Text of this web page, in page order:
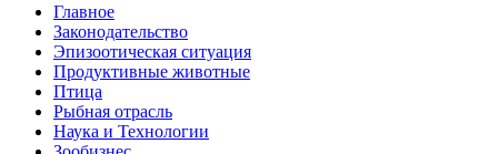
Главное
Законодательство
Эпизоотическая ситуация
Продуктивные животные
Птица
Рыбная отрасль
Наука и Технологии